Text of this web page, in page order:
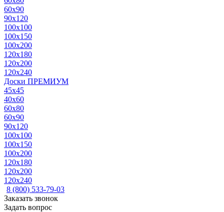
60x90
90x120
100x100
100x150
100x200
120x180
120x200
120x240
Доски ПРЕМИУМ
45x45
40x60
60x80
60x90
90x120
100x100
100x150
100x200
120x180
120x200
120x240
8 (800) 533-79-03
Заказать звонок
Задать вопрос